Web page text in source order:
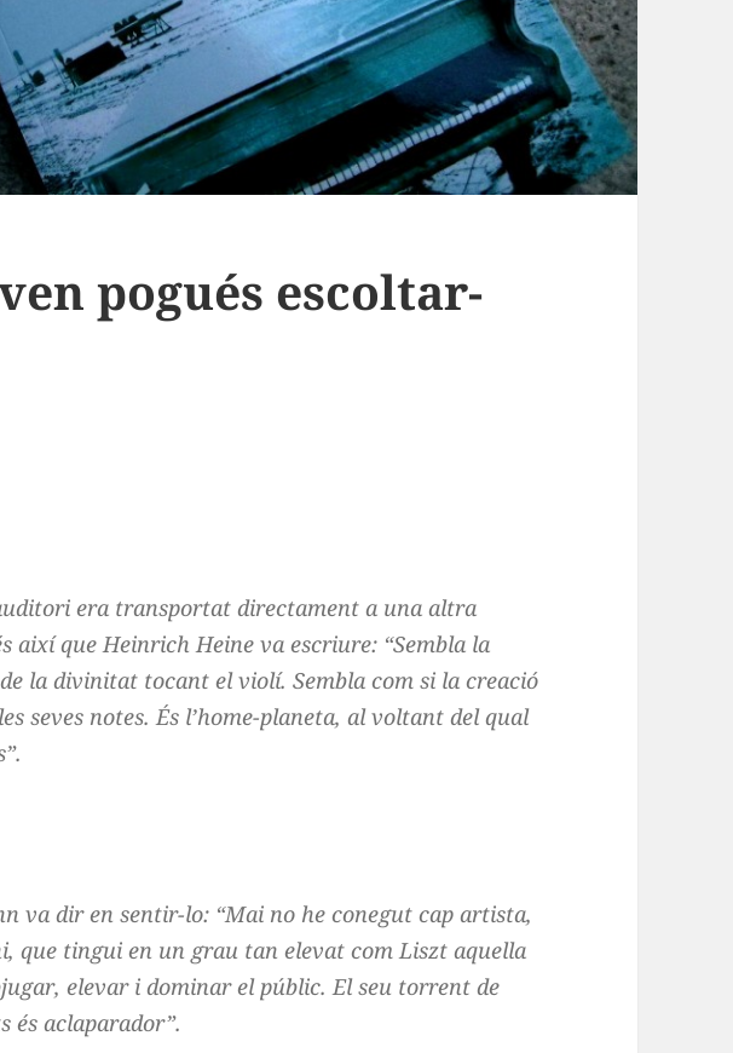
pogués escoltar-
era transportat directament a una altra
així que Heinrich Heine va escriure: “Sembla la
la divinitat tocant el violí. Sembla com si la creació
seves notes. És l’home-planeta, al voltant del qual
va dir en sentir-lo: “Mai no he conegut cap artista,
que tingui en un grau tan elevat com Liszt aquella
elevar i dominar el públic. El seu torrent de
és aclaparador”.